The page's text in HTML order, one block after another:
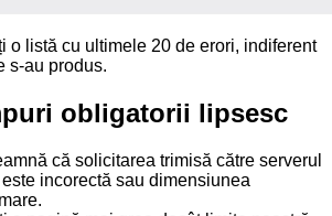
o listă cu ultimele 20 de erori, indiferent
s-au produs.
obligatorii lipsesc
că solicitarea trimisă către serverul
incorectă sau dimensiunea